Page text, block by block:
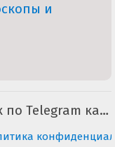
и
© 2026 Tgvse — каталог и поиск по Telegram каналам (неофициальный). По всем вопросам пишите на tgvse.ru@gmail.com